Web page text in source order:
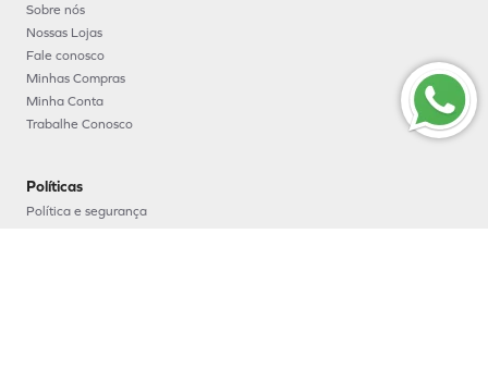
Sobre nós
Nossas Lojas
Fale conosco
Minhas Compras
Minha Conta
Trabalhe Conosco
Políticas
Política e segurança